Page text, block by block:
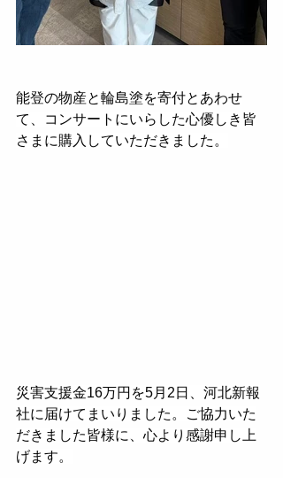
能登の物産と輪島塗を寄付とあわせ
て、コンサートにいらした心優しき皆
さまに購入していただきました。
災害支援金16万円を5月2日、河北新報
社に届けてまいりました。ご協力いた
だきました皆様に、心より感謝申し上
げます。